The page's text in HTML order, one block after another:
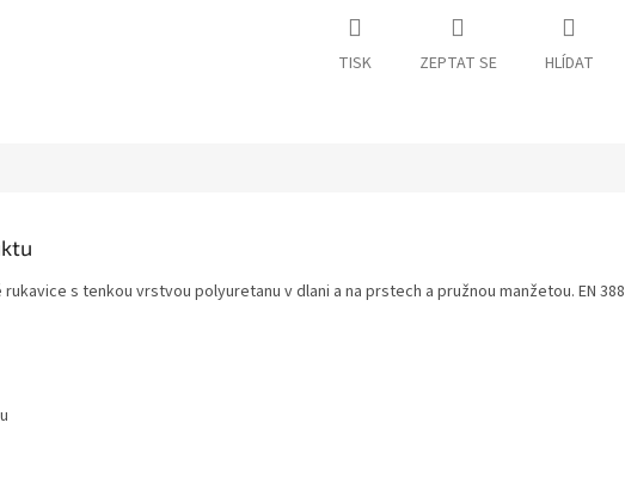
TISK ZEPTAT SE HLÍDAT
s tenkou vrstvou polyuretanu v dlani a na prstech a pružnou manžetou. EN 388